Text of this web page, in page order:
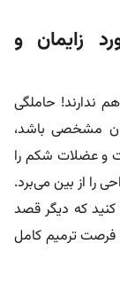
زایمان و
ندارند! حاملگی
مشخصی باشد،
و عضلات شکم را
را از بین می‌برد.
کنید که دیگر قصد
فرصت ترمیم کامل